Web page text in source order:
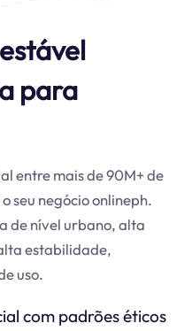
para
entre mais de 90M+ de
seu negócio onlineph.
de nível urbano, alta
estabilidade,
uso.
com padrões éticos